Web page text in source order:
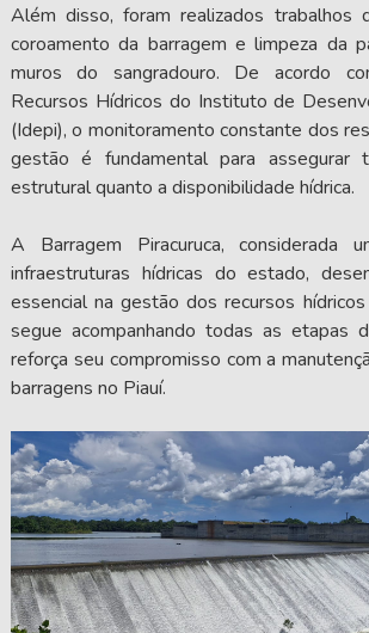
Além disso, foram realizados trabalhos
coroamento da barragem e limpeza da
muros do sangradouro. De acordo
Recursos Hídricos do Instituto de
(Idepi), o monitoramento constante dos
gestão é fundamental para assegurar
estrutural quanto a disponibilidade hídrica.
A Barragem Piracuruca, considerada
infraestruturas hídricas do estado,
essencial na gestão dos recursos
segue acompanhando todas as etapas
reforça seu compromisso com a
barragens no Piauí.